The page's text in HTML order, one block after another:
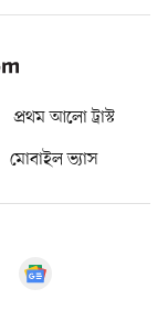
প্রথম আলো ট্রাস্ট
মোবাইল ভ্যাস